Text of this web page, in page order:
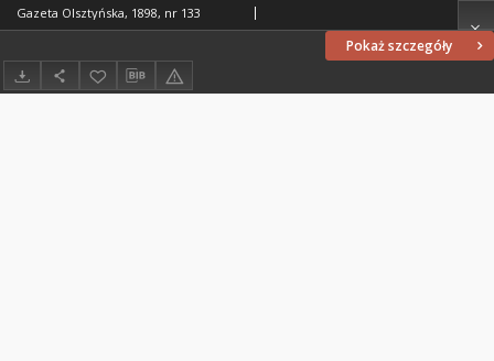
Pokaż szczegóły
Gazeta Olsztyńska, 1898, nr 133